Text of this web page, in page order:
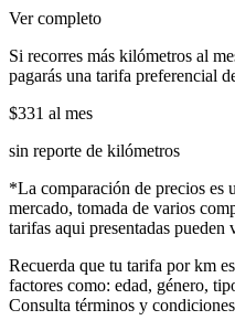
Ver completo
Si recorres más kilómetros al
pagarás una tarifa preferencial
$331 al mes
sin reporte de kilómetros
*La comparación de precios es
mercado, tomada de varios
tarifas aqui presentadas pueden
Recuerda que tu tarifa por km
factores como: edad, género,
Consulta términos y